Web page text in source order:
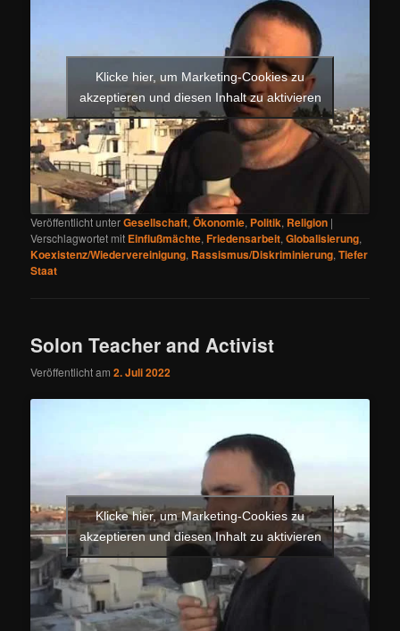
Klicke hier, um Marketing-Cookies zu
akzeptieren und diesen Inhalt zu aktivieren
Veröffentlicht unterGesellschaft,Ökonomie, Politik, Religion |
Verschlagwortet mit Einflußmächte,Friedensarbeit,Globalisierung,
Koexistenz/Wiedervereinigung, Rassismus/Diskriminierung,Tiefer
Staat
Solon Teacher and Activist
Veröffentlicht am2. Juli 2022
Klicke hier, um Marketing-Cookies zu
akzeptieren und diesen Inhalt zu aktivieren